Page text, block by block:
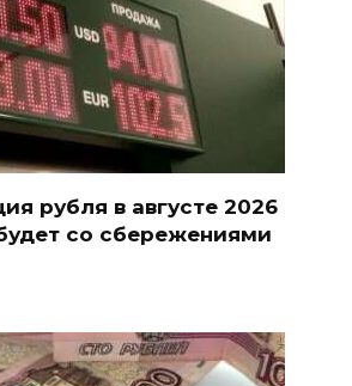
рубля в августе 2026
со сбережениями